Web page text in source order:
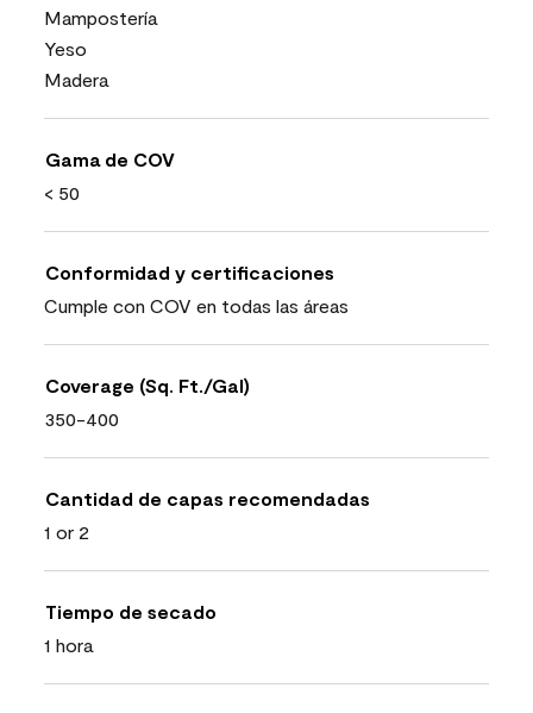
Mampostería
Yeso
Madera
Gama de COV
< 50
Conformidad y certificaciones
Cumple con COV en todas las áreas
Coverage (Sq. Ft./Gal)
350-400
Cantidad de capas recomendadas
1 or 2
Tiempo de secado
1 hora